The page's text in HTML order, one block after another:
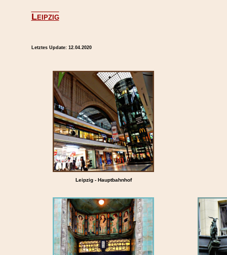
Leipzig
Letztes Update: 12.04.2020
Leipzig - Hauptbahnhof